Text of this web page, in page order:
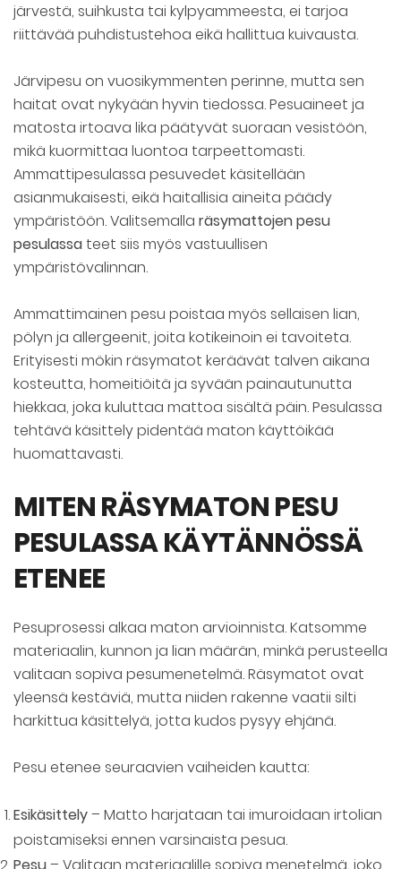
järvestä, suihkusta tai kylpyammeesta, ei tarjoa
riittävää puhdistustehoa eikä hallittua kuivausta.
Järvipesu on vuosikymmenten perinne, mutta sen
haitat ovat nykyään hyvin tiedossa. Pesuaineet ja
matosta irtoava lika päätyvät suoraan vesistöön,
mikä kuormittaa luontoa tarpeettomasti.
Ammattipesulassa pesuvedet käsitellään
asianmukaisesti, eikä haitallisia aineita päädy
ympäristöön. Valitsemalla räsymattojen pesu
pesulassa teet siis myös vastuullisen
ympäristövalinnan.
Ammattimainen pesu poistaa myös sellaisen lian,
pölyn ja allergeenit, joita kotikeinoin ei tavoiteta.
Erityisesti mökin räsymatot keräävät talven aikana
kosteutta, homeitiöitä ja syvään painautunutta
hiekkaa, joka kuluttaa mattoa sisältä päin. Pesulassa
tehtävä käsittely pidentää maton käyttöikää
huomattavasti.
MITEN RÄSYMATON PESU
PESULASSA KÄYTÄNNÖSSÄ
ETENEE
Pesuprosessi alkaa maton arvioinnista. Katsomme
materiaalin, kunnon ja lian määrän, minkä perusteella
valitaan sopiva pesumenetelmä. Räsymatot ovat
yleensä kestäviä, mutta niiden rakenne vaatii silti
harkittua käsittelyä, jotta kudos pysyy ehjänä.
Pesu etenee seuraavien vaiheiden kautta:
Esikäsittely– Matto harjataan tai imuroidaan irtolian
poistamiseksi ennen varsinaista pesua.